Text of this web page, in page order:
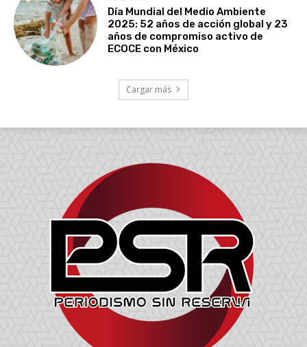
Día Mundial del Medio Ambiente
2025: 52 años de acción global y 23
años de compromiso activo de
ECOCE con México
Cargar más